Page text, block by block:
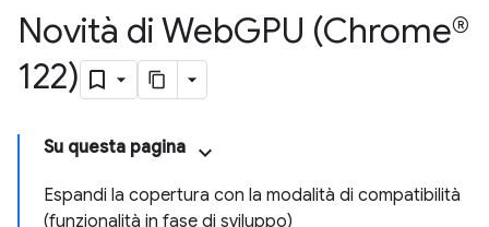
Novità di WebGPU (Chrome®
122)
Su questa pagina
Espandi la copertura con la modalità di compatibilità
(funzionalità in fase di sviluppo)